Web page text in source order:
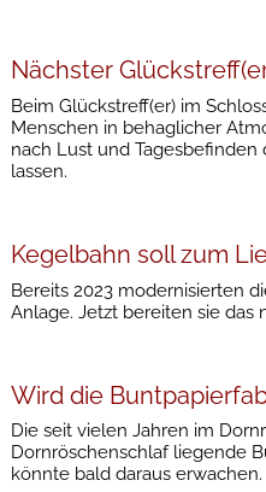
Nächster
Beim Glückstreff(er) im
Menschen in behaglicher
nach Lust und
lassen.
Kegelbahn soll zum
Bereits 2023 modernisierten
Anlage. Jetzt bereiten sie das
Wird die
Die seit vielen Jahren im
Dornröschenschlaf liegende
könnte bald daraus erwachen.